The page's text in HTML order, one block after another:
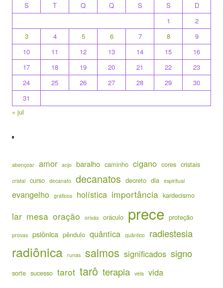
S
T Q Q S S
D
1
2
3
4 5 6 7 8
9
10
11 12 13 14 15
16
17
18 19 20 21 22
23
24
25 26 27 28 29
30
31
« jul
abençoar amor anjo baralho caminho cigano cores cristais
cristal curso decanato decanatos decreto dia espiritual
evangelho gráficos holística importância kardecismo
lar mesa oração orixás oráculo prece proteção
provas psiônica pêndulo quântica quântico radiestesia
radiônica runas salmos significados signo
sorte sucesso tarot tarô terapia vela vida